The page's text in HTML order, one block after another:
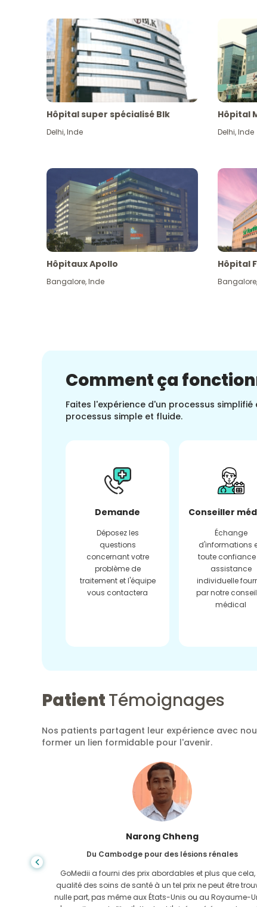
Hôpital super spécialisé Blk
Delhi,Inde
Hôpital
Delhi,Inde
Hôpitaux Apollo
Bangalore,Inde
Hôpital
Bangalore,
Comment ça
Faites l'expérience d'un processus
processus simple et fluide.
Demande
Déposez les
questions
concernant votre
problème de
traitement et l'équipe
vous contactera
Conseiller
Échange
d'informations
toute confiance
assistance
individuelle
par notre
médical
PatientTémoignages
Nos patients partagent leur expérience avec
former un lien formidable pour l'avenir.
Shanda Das
Du Bangladesh pour la gastro-entérologie
J'ai remercié mon fils et la brillante équipe de GoMedii
m'ont aidé dans mon voyage du Bangladesh vers
pour me faire soigner. Nous avons fait le bon choix